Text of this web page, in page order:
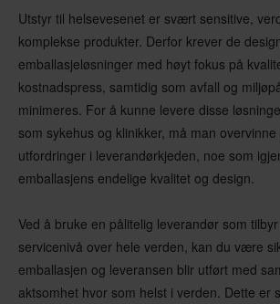
Utstyr til helsevesenet er svært sensitive,
komplekse produkter. Derfor krever de
emballasjeløsninger med høyt fokus på
kostnadspress, samtidig som avfall og
minimeres. For å kunne levere disse
som sykehus og klinikker, må man overvinne
utfordringer i leverandørkjeden, noe som
emballasjens endelige kvalitet og design.
Ved å bruke en pålitelig leverandør som
servicenivå over hele verden, kan du være
emballasjen og leveransen blir utført med
aktsomhet hvor som helst i verden. Dette er